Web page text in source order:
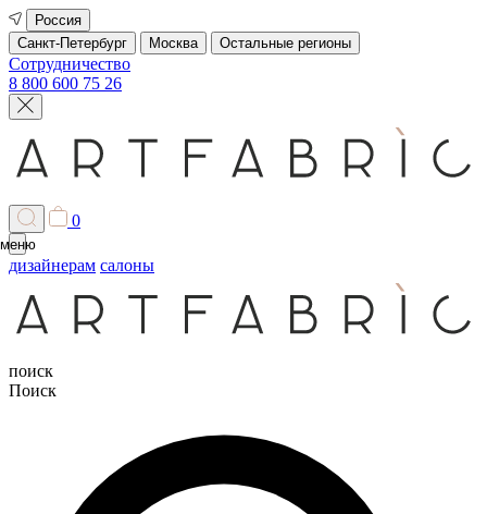
Россия
Санкт-Петербург
Москва Остальные регионы
Сотрудничество
8 800 600 75 26
0
меню
дизайнерам салоны
поиск
Поиск